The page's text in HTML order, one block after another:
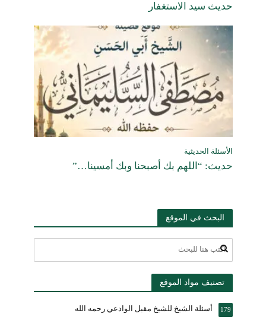
حديث سيد الاستغفار
الأسئلة الحديثية
حديث: “اللهم بك أصبحنا وبك أمسينا…”
البحث في الموقع
تصنيف مواد الموقع
أسئلة الشيخ للشيخ مقبل الوادعي رحمه الله 179